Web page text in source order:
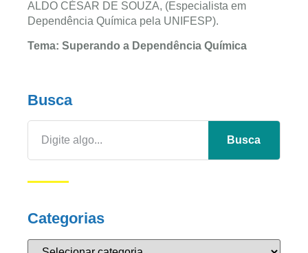
ALDO CÉSAR DE SOUZA, (Especialista em
Dependência Química pela UNIFESP).
Tema: Superando a Dependência Química
Busca
Busca
Categorias